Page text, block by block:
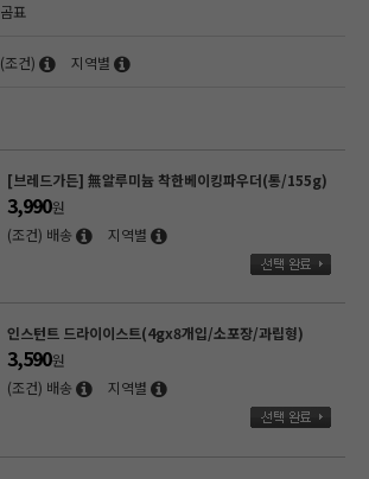
곰표
(조건) 지역별
[브레드가든] 無알루미늄 착한베이킹파우더(통/155g)
3,990원
(조건) 배송
지역별
인스턴트 드라이이스트(4gx8개입/소포장/과립형)
3,590원
(조건) 배송
지역별